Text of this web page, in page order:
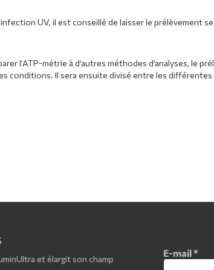
UV,il est conseillé de laisser le prélèvement
l’ATP-métrie à d’autres méthodes d’analyses, le
conditions. Il sera ensuite divisé entre les
et élargit son champ
E-mail*